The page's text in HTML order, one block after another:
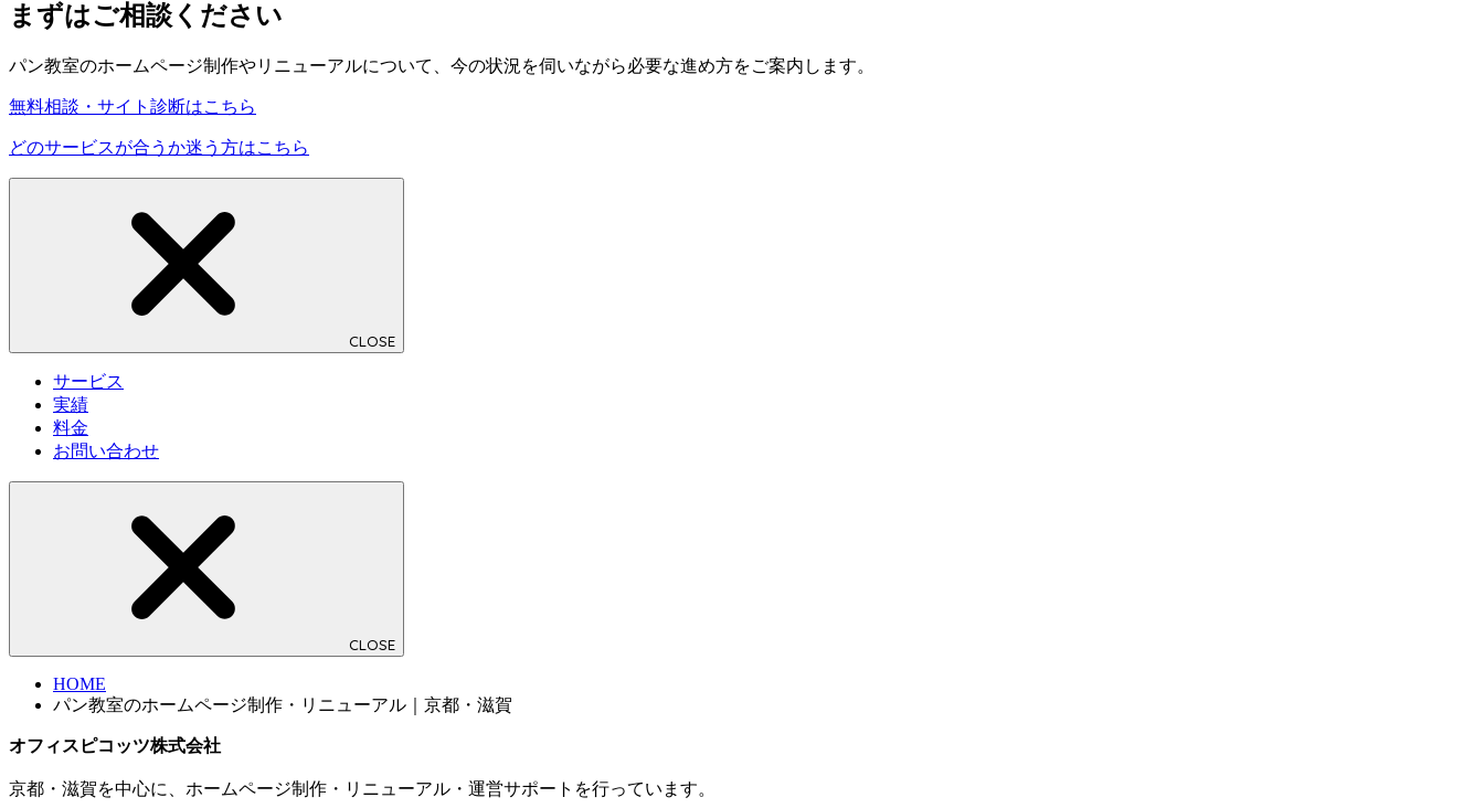
まずはご相談ください
パン教室のホームページ制作やリニューアルについて、今の状況を伺いながら必要な進め方をご案内します。
無料相談・サイト診断はこちら
どのサービスが合うか迷う方はこちら
CLOSE
サービス
実績
料金
お問い合わせ
CLOSE
HOME
パン教室のホームページ制作・リニューアル｜京都・滋賀
オフィスピコッツ株式会社
京都・滋賀を中心に、ホームページ制作・リニューアル・運営サポートを行っています。